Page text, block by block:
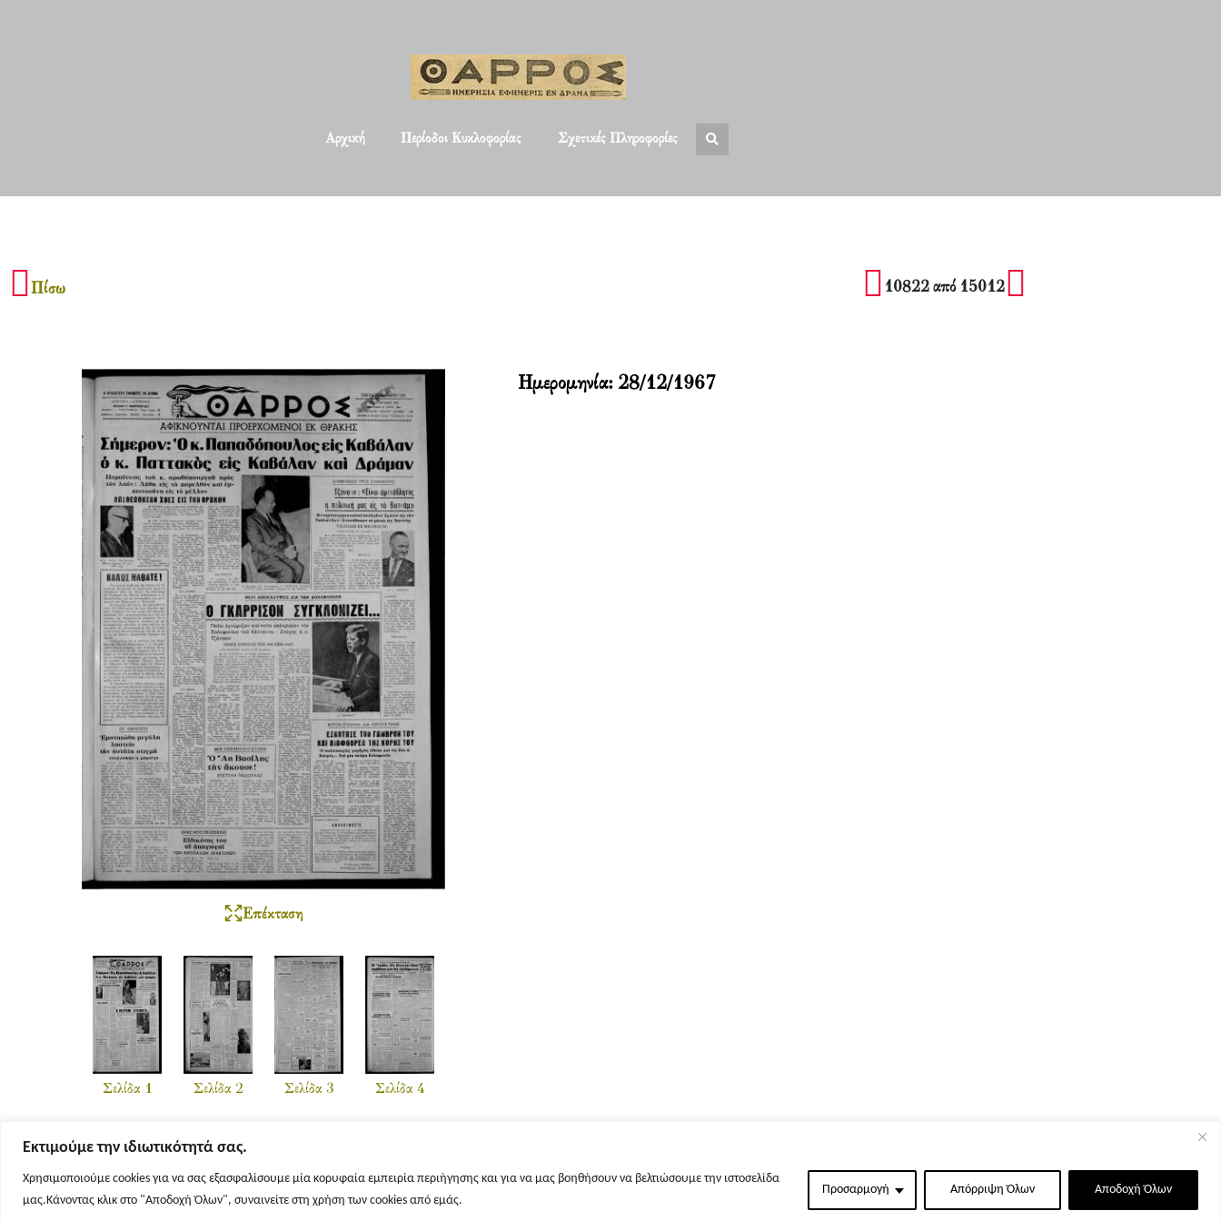
Εκτιμούμε την ιδιωτικότητά σας.
Χρησιμοποιούμε cookies για να σας εξασφαλίσουμε μία κορυφαία εμπειρία περιήγησης και για να μας βοηθήσουν να βελτιώσουμε την ιστοσελίδα
μας.Κάνοντας κλικ στο "Αποδοχή Όλων", συναινείτε στη χρήση των cookies από εμάς.
Προσαρμογή Απόρριψη Όλων Αποδοχή Όλων
Αρχική Περίοδοι Κυκλοφορίας Σχετικές Πληροφορίες
Πίσω 10822 από 15012
Επέκταση
Σελίδα 1 Σελίδα 2 Σελίδα 3 Σελίδα 4
Ημερομηνία: 28/12/1967